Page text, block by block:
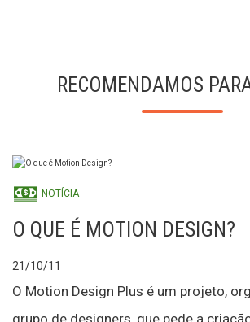
RECOMENDAMOS
NOTÍCIA
O QUE É MOTION DESIGN?
21/10/11
O Motion Design Plus é um projeto,
grupo de designers, que pede a